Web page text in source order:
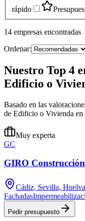
rápido
14 empresas encontradas
Ordenar:
Nuestro Top 4
Edificio o
Basado en las
de Edificio o Vivienda en
Muy experta
GC
GIRO
Cádiz, Sevilla, Huelva
Fachadas
Pedir presupuesto